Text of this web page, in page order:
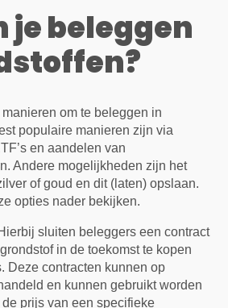
je beleggen
om te beleggen in
populaire manieren zijn via
en aandelen van
Andere mogelijkheden zijn het
of goud en dit (laten) opslaan.
opties nader bekijken.
sluiten beleggers een contract
in de toekomst te kopen
Deze contracten kunnen op
en kunnen gebruikt worden
prijs van een specifieke